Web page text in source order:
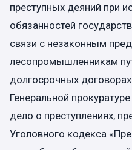
преступных деяний при
обязанностей
связи с незаконным
лесопромышленникам
долгосрочных
Генеральной
дело о преступлениях,
Уголовного кодекса